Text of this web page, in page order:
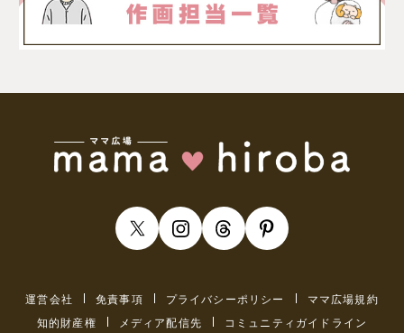
運営会社 免責事項 プライバシーポリシー
ママ広場規約
知的財産権
メディア配信先 コミュニティガイドライン